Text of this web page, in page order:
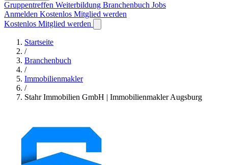
Gruppentreffen Weiterbildung Branchenbuch Jobs
Anmelden Kostenlos Mitglied werden
Kostenlos Mitglied werden
Startseite
/
Branchenbuch
/
Immobilienmakler
/
Stahr Immobilien GmbH | Immobilienmakler Augsburg